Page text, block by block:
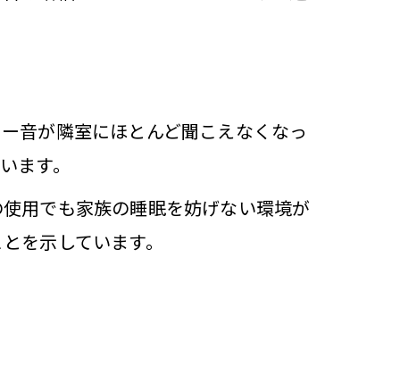
法
音が隣室にほとんど聞こえなくなっ
ます。
用でも家族の睡眠を妨げない環境が
を示しています。